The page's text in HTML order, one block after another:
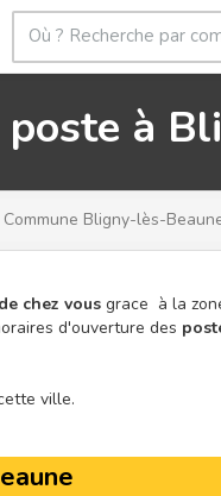
poste à
Commune Bligny-lès-
chez vous grace à la
d'ouverture des
ville.